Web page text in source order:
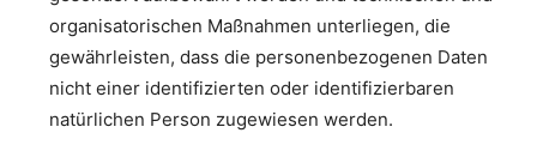
organisatorischen Maßnahmen unterliegen, die
gewährleisten, dass die personenbezogenen Daten
nicht einer identifizierten oder identifizierbaren
natürlichen Person zugewiesen werden.